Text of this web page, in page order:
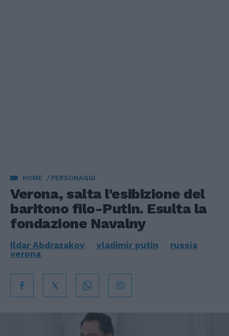
HOME PERSONAGGI
Verona, salta l'esibizione del
baritono filo-Putin. Esulta la
fondazione Navalny
Ildar Abdrazakov vladimir putin
russia
verona